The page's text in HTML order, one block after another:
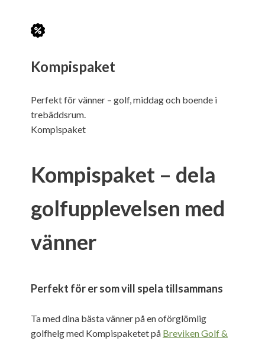
Kompispaket
Perfekt för vänner – golf, middag och boende i
trebäddsrum.
Kompispaket
Kompispaket – dela
golfupplevelsen med
vänner
Perfekt för er som vill spela tillsammans
Ta med dina bästa vänner på en oförglömlig
golfhelg med Kompispaketet på Breviken Golf &